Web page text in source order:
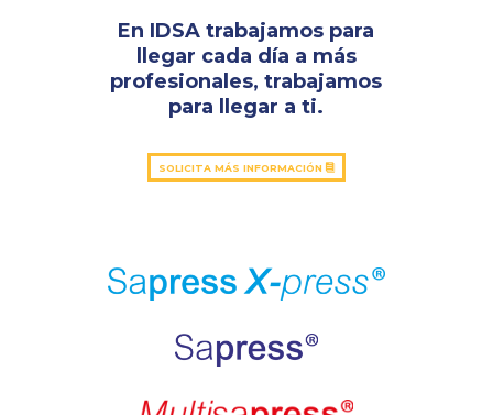
En IDSA trabajamos para
llegar cada día a más
profesionales, trabajamos
para llegar a ti.
SOLICITA MÁS INFORMACIÓN